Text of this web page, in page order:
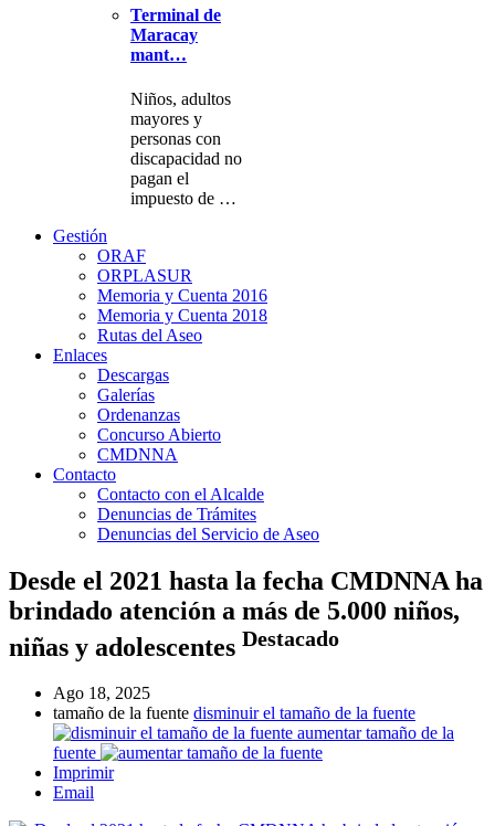
Terminal de
Maracay
mant…
Niños, adultos
mayores y
personas con
discapacidad no
pagan el
impuesto de …
Gestión
ORAF
ORPLASUR
Memoria y Cuenta 2016
Memoria y Cuenta 2018
Rutas del Aseo
Enlaces
Descargas
Galerías
Ordenanzas
Concurso Abierto
CMDNNA
Contacto
Contacto con el Alcalde
Denuncias de Trámites
Denuncias del Servicio de Aseo
Desde el 2021 hasta la fecha CMDNNA ha
brindado atención a más de 5.000 niños,
niñas y adolescentes Destacado
Ago 18, 2025
tamaño de la fuente disminuir el tamaño de la fuente
aumentar tamaño de la
fuente
Imprimir
Email